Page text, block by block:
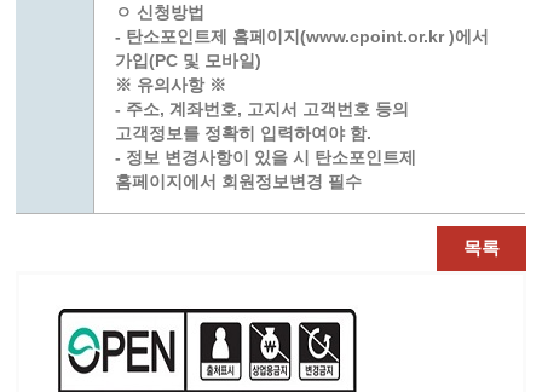
ㅇ 신청방법
- 탄소포인트제 홈페이지(www.cpoint.or.kr )에서
가입(PC 및 모바일)
※ 유의사항 ※
- 주소, 계좌번호, 고지서 고객번호 등의
고객정보를 정확히 입력하여야 함.
- 정보 변경사항이 있을 시 탄소포인트제
홈페이지에서 회원정보변경 필수
목록